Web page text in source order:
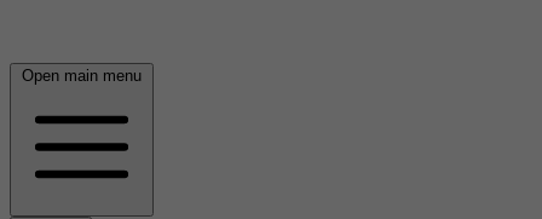
Open main menu